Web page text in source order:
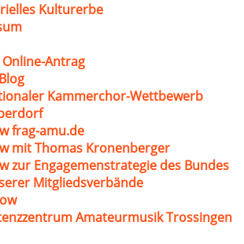
Kulturerbe
Online-Antrag
Kammerchor-Wettbewerb
frag-amu.de
mit Thomas Kronenberger
zur Engagemenstrategie des Bundes
Mitgliedsverbände
Amateurmusik Trossingen